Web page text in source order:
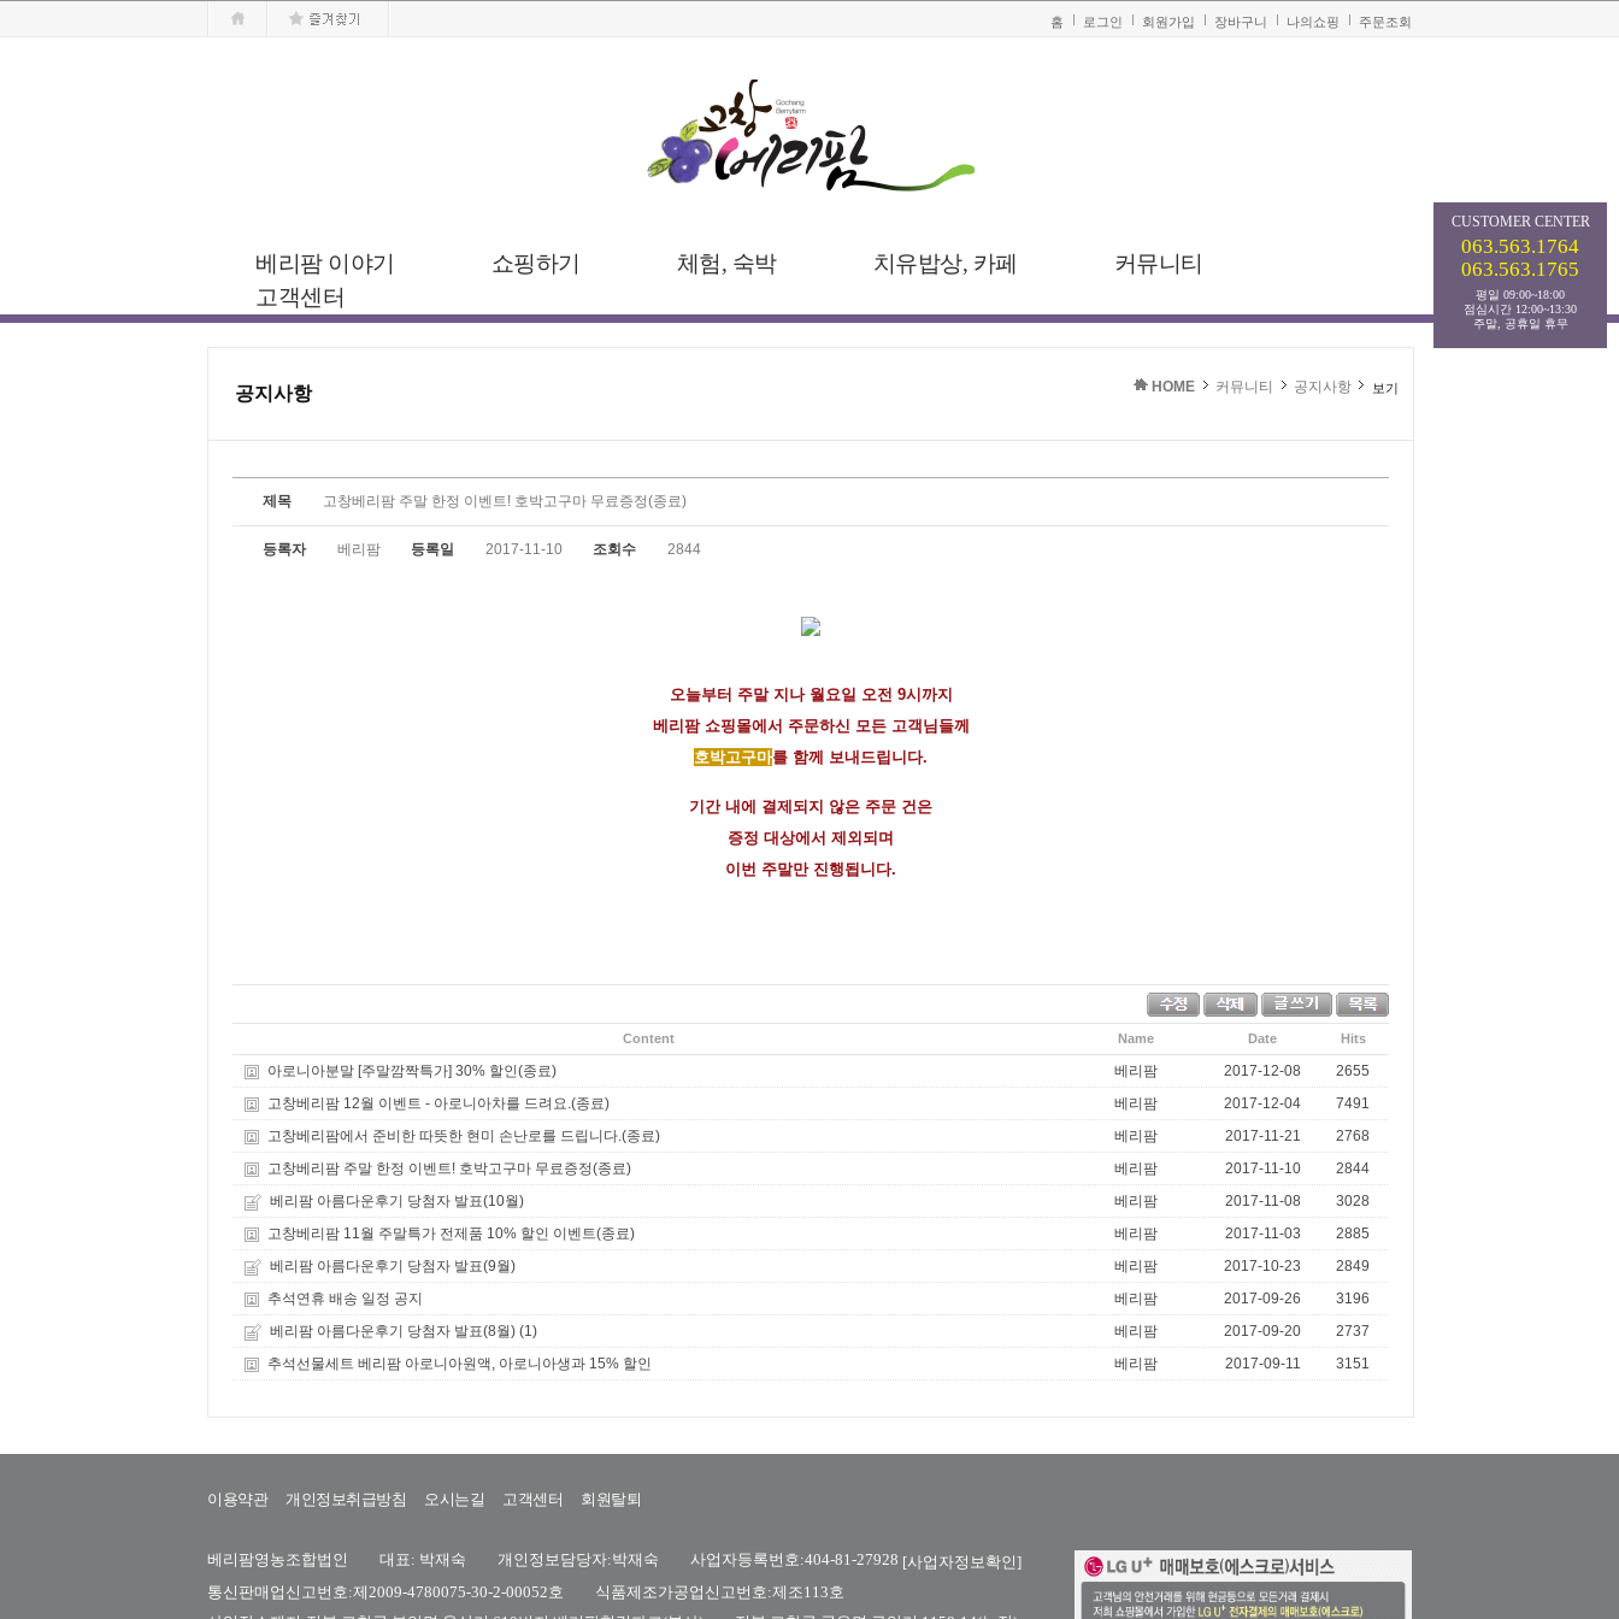
CUSTOMER CENTER
063.563.1764
063.563.1765
평일 09:00~18:00
점심시간 12:00~13:30
주말, 공휴일 휴무
홈 로그인 회원가입 장바구니 나의쇼핑 주문조회
베리팜 이야기 쇼핑하기 체험, 숙박 치유밥상, 카페
커뮤니티
고객센터
공지사항 HOME 커뮤니티 공지사항 보기
제목 고창베리팜 주말 한정 이벤트! 호박고구마 무료증정(종료)
등록자 베리팜 등록일 2017-11-10 조회수 2844
오늘부터 주말 지나 월요일 오전 9시까지
베리팜 쇼핑몰에서 주문하신 모든 고객님들께
호박고구마를 함께 보내드립니다.
기간 내에 결제되지 않은 주문 건은
증정 대상에서 제외되며
이번 주말만 진행됩니다.
Content Name Date Hits
아로니아분말 [주말깜짝특가] 30% 할인(종료) 베리팜 2017-12-08
2655
고창베리팜 12월 이벤트 - 아로니아차를 드려요.(종료)
베리팜 2017-12-04
7491
고창베리팜에서 준비한 따뜻한 현미 손난로를 드립니다.(종료)
베리팜 2017-11-21
2768
고창베리팜 주말 한정 이벤트! 호박고구마 무료증정(종료)
베리팜 2017-11-10
2844
베리팜 아름다운후기 당첨자 발표(10월)
베리팜 2017-11-08
3028
고창베리팜 11월 주말특가 전제품 10% 할인 이벤트(종료)
베리팜 2017-11-03
2885
베리팜 아름다운후기 당첨자 발표(9월)
베리팜 2017-10-23
2849
추석연휴 배송 일정 공지
베리팜 2017-09-26
3196
베리팜 아름다운후기 당첨자 발표(8월) (1) 베리팜 2017-09-20
2737
추석선물세트 베리팜 아로니아원액, 아로니아생과 15% 할인
베리팜 2017-09-11 3151
이용약관 개인정보취급방침 오시는길 고객센터 회원탈퇴
베리팜영농조합법인 대표: 박재숙 개인정보담당자:박재숙 사업자등록번호:404-81-27928 [사업자정보확인]
통신판매업신고번호:제2009-4780075-30-2-00052호 식품제조가공업신고번호:제조113호